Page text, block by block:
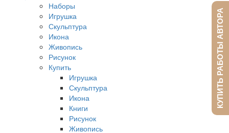
Наборы
Игрушка
Скульптура
Икона
Живопись
Рисунок
Купить
Игрушка
Скульптура
Икона
Книги
Рисунок
Живопись
КУПИТЬ РАБОТЫ АВТОРА